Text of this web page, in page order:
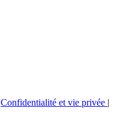
Confidentialité et vie privée |